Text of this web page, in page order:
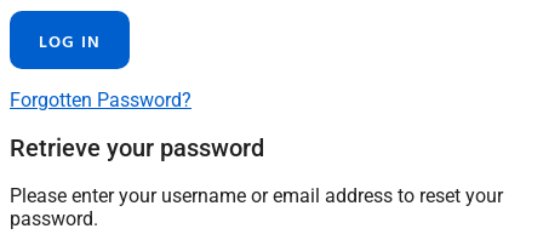
Forgotten Password?
Retrieve your password
Please enter your username or email address to reset your
password.